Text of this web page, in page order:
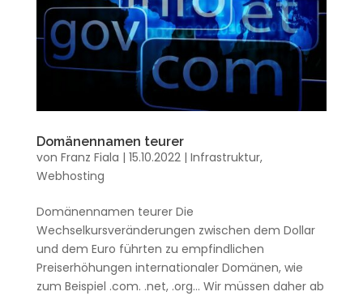
Domänennamen teurer
von Franz Fiala | 15.10.2022| Infrastruktur,
Webhosting
Domänennamen teurer Die
Wechselkursveränderungen zwischen dem Dollar
und dem Euro führten zu empfindlichen
Preiserhöhungen internationaler Domänen, wie
zum Beispiel .com. .net, .org… Wir müssen daher ab